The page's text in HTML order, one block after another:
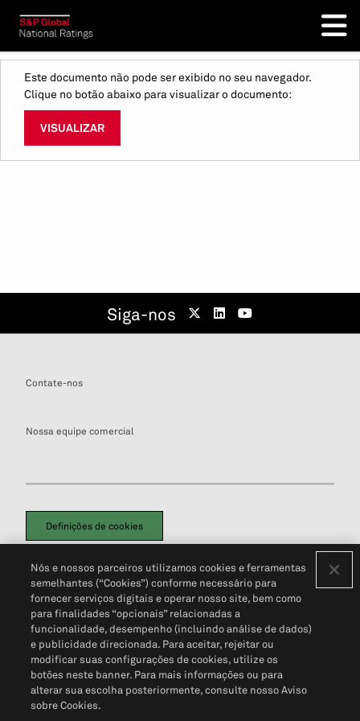
Este documento não pode ser exibido no seu navegador.
Clique no botão abaixo para visualizar o documento:
VISUALIZAR
Siga-nos
Contate-nos
Nossa equipe comercial
Definições de cookies
Política de PrivacidadePortal de privacidade do cliente (em inglês)
Não Venda Minhas Informações Pessoais© 2026 S&P Global
Nós e nossos parceiros utilizamos cookies e ferramentas
semelhantes (“Cookies”) conforme necessário para
fornecer serviços digitais e operar nosso site, bem como
para finalidades “opcionais” relacionadas a
funcionalidade, desempenho (incluindo análise de dados)
e publicidade direcionada. Para aceitar, rejeitar ou
modificar suas configurações de cookies, utilize os
botões neste banner. Para mais informações ou para
alterar sua escolha posteriormente, consulte nosso Aviso
sobre Cookies.